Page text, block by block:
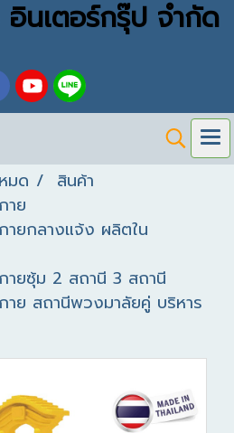
นเตอร์กรุ๊ป จำกัด
มด
สินค้า
าย
ายกลางแจ้ง ผลิตใน
ายซุ้ม 2 สถานี 3 สถานี
าย สถานีพวงมาลัยคู่ บริหาร